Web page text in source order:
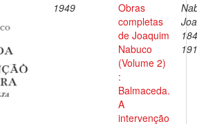
1949
Obras
completas
de Joaquim
Nabuco
(Volume 2)
:
Balmaceda.
A
intervenção